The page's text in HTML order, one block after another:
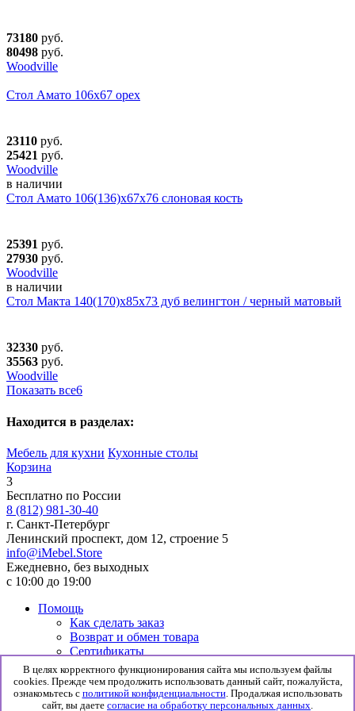
73180 руб.
80498 руб.
Woodville
Стол Амато 106х67 орех
23110 руб.
25421 руб.
Woodville
в наличии
Стол Амато 106(136)х67х76 слоновая кость
25391 руб.
27930 руб.
Woodville
в наличии
Стол Макта 140(170)х85х73 дуб велингтон / черный матовый
32330 руб.
35563 руб.
Woodville
Показать все6
Находится в разделах:
Мебель для кухни Кухонные столы
Корзина
3
Бесплатно по России
8 (812) 981-30-40
г. Санкт-Петербург
Ленинский проспект, дом 12, строение 5
info@iMebel.Store
Ежедневно, без выходных
с 10:00 до 19:00
Помощь
Как сделать заказ
Возврат и обмен товара
Сертификаты
Информация
Гарантия
Доставка и сборка
Политика конфиденциальности
В целях корректного функционирования сайта мы используем файлы
cookies. Прежде чем продолжить использовать данный сайт, пожалуйста,
ознакомьтесь с политикой конфиденциальности. Продалжая использовать
сайт, вы даете согласие на обработку персональных данных.